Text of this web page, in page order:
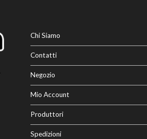
Chi Siamo
Contatti
Negozio
Mio Account
Produttori
Spedizioni